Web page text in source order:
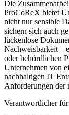
Die
ProCoReX bietet
nicht nur sensible
sichern sich auch
lückenlose
Nachweisbarkeit –
oder behördlichen
Unternehmen von
nachhaltigen IT
Anforderungen der
Verantwortlicher